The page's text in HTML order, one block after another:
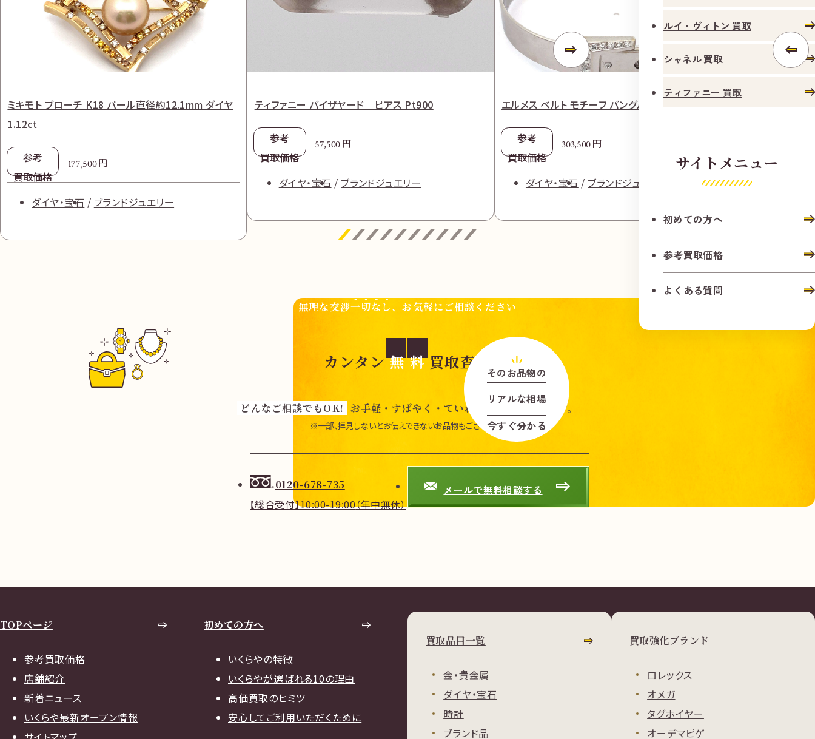
ミキモト ブローチ K18 パール直径約12.1mm ダイヤ
1.12ct
参考
買取価格
177,500円
ダイヤ・宝石 ブランドジュエリー
ティファニー バイザヤード ピアス Pt900
参考
買取価格
57,500円
ダイヤ・宝石 ブランドジュエリー
エルメス ベルト モチーフ バングル 750 内径約16.0㎝
参考
買取価格
303,500円
ダイヤ・宝石 ブランドジュエリー
無理な交渉一切なし、お気軽にご相談ください
そのお品物の
リアルな相場
今すぐ分かる
カンタン 無 料 買取査定
どんなご相談でもOK! お手軽・すばやく・ていねいに査定いたします。
※一部、拝見しないとお伝えできないお品物もございます。
0120-678-735
【総合受付】10:00-19:00（年中無休）
メールで無料相談する
ルイ・ヴィトン 買取
シャネル 買取
ティファニー 買取
サイトメニュー
初めての方へ
参考買取価格
よくある質問
TOPページ
参考買取価格
店舗紹介
新着ニュース
いくらや最新オープン情報
初めての方へ
いくらやの特徴
いくらやが選ばれる10の理由
高価買取のヒミツ
安心してご利用いただくために
買取品目一覧
金・貴金属
ダイヤ・宝石
時計
ブランド品
買取強化ブランド
ロレックス
オメガ
タグホイヤー
オーデマピゲ